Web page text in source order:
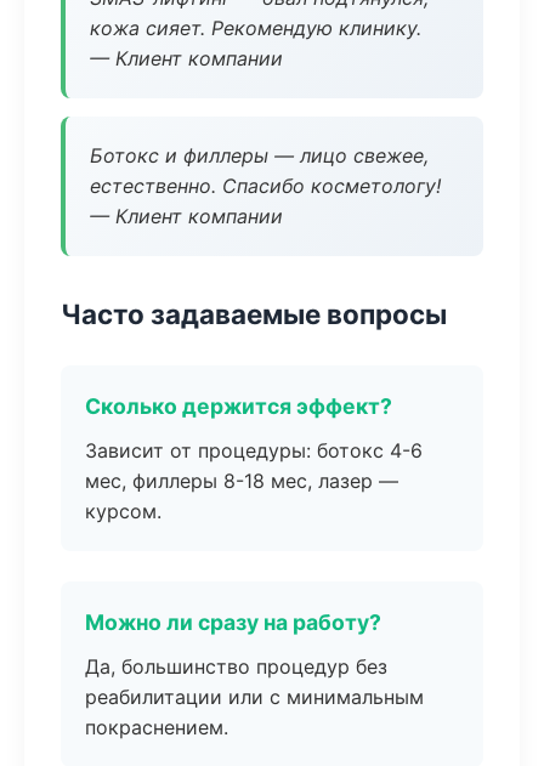
кожа сияет. Рекомендую клинику.
— Клиент компании
Ботокс и филлеры — лицо свежее,
естественно. Спасибо косметологу!
— Клиент компании
Часто задаваемые вопросы
Сколько держится эффект?
Зависит от процедуры: ботокс 4-6
мес, филлеры 8-18 мес, лазер —
курсом.
Можно ли сразу на работу?
Да, большинство процедур без
реабилитации или с минимальным
покраснением.